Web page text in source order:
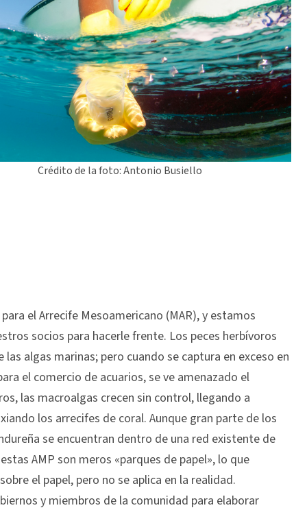
Crédito de la foto: Antonio Busiello
el Arrecife Mesoamericano (MAR), y estamos
socios para hacerle frente. Los peces herbívoros
algas marinas; pero cuando se captura en exceso en
el comercio de acuarios, se ve amenazado el
las macroalgas crecen sin control, llegando a
los arrecifes de coral. Aunque gran parte de los
se encuentran dentro de una red existente de
AMP son meros «parques de papel», lo que
el papel, pero no se aplica en la realidad.
y miembros de la comunidad para elaborar